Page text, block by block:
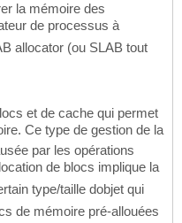
la mémoire des
de processus à
allocator (ou SLAB tout
et de cache qui permet
Ce type de gestion de la
par les opérations
de blocs implique la
type/taille dobjet qui
de mémoire pré-allouées